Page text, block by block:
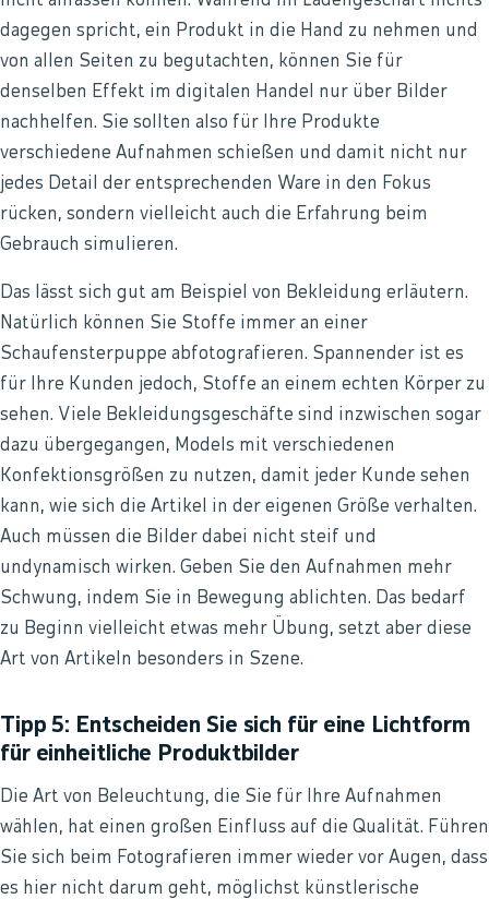
dagegen spricht, ein Produkt in die Hand zu nehmen und
von allen Seiten zu begutachten, können Sie für
denselben Effekt im digitalen Handel nur über Bilder
nachhelfen. Sie sollten also für Ihre Produkte
verschiedene Aufnahmen schießen und damit nicht nur
jedes Detail der entsprechenden Ware in den Fokus
rücken, sondern vielleicht auch die Erfahrung beim
Gebrauch simulieren.
Das lässt sich gut am Beispiel von Bekleidung erläutern.
Natürlich können Sie Stoffe immer an einer
Schaufensterpuppe abfotografieren. Spannender ist es
für Ihre Kunden jedoch, Stoffe an einem echten Körper zu
sehen. Viele Bekleidungsgeschäfte sind inzwischen sogar
dazu übergegangen, Models mit verschiedenen
Konfektionsgrößen zu nutzen, damit jeder Kunde sehen
kann, wie sich die Artikel in der eigenen Größe verhalten.
Auch müssen die Bilder dabei nicht steif und
undynamisch wirken. Geben Sie den Aufnahmen mehr
Schwung, indem Sie in Bewegung ablichten. Das bedarf
zu Beginn vielleicht etwas mehr Übung, setzt aber diese
Art von Artikeln besonders in Szene.
Tipp 5: Entscheiden Sie sich für eine Lichtform
für einheitliche Produktbilder
Die Art von Beleuchtung, die Sie für Ihre Aufnahmen
wählen, hat einen großen Einfluss auf die Qualität. Führen
Sie sich beim Fotografieren immer wieder vor Augen, dass
es hier nicht darum geht, möglichst künstlerische